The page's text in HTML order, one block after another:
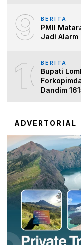
9 BERITA
PMII
Jadi Alarm
10BERITA
Bupati
Dandim
ADVERTORIAL